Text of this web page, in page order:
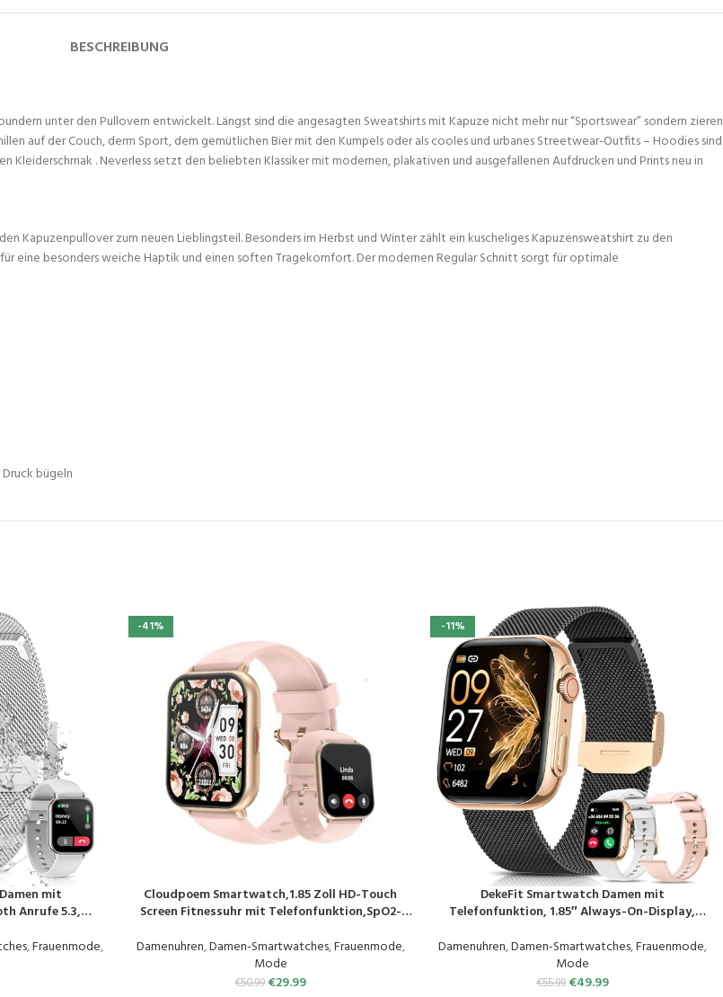
BESCHREIBUNG
unter den Pullovern entwickelt. Längst sind die angesagten Sweatshirts mit Kapuze nicht mehr nur “Sportswear” sondern zieren
auf der Couch, derm Sport, dem gemütlichen Bier mit den Kumpels oder als cooles und urbanes Streetwear-Outfits – Hoodies sind
. Neverless setzt den beliebten Klassiker mit modernen, plakativen und ausgefallenen Aufdrucken und Prints neu in
Kapuzenpullover zum neuen Lieblingsteil. Besonders im Herbst und Winter zählt ein kuscheliges Kapuzensweatshirt zu den
eine besonders weiche Haptik und einen soften Tragekomfort. Der modernen Regular Schnitt sorgt für optimale
bügeln
mit
Anrufe 5.3,
Wasserdicht
Android Silber
,Frauenmode,
-41%
PRODUKT KAUFEN
Cloudpoem Smartwatch,1.85 Zoll HD-Touch
Screen Fitnessuhr mit Telefonfunktion,SpO2-
Schrittzähler Uhr 100+ Trainingsmodi Sportuhr
für Damen Herren Android iOS Handy
Damenuhren,Damen-Smartwatches,Frauenmode,
Mode
€50.99 €29.99
-11%
PRODUKT KAUFEN
DekeFit Smartwatch Damen mit
Telefonfunktion, 1.85″ Always-On-Display,
Schlafmonitor/Herzfrequenz/SpO2, 120+
Sportuhr IP68 Wasserdicht für iOS Android
Schwarzes Gold
Damenuhren,Damen-Smartwatches,Frauenmode,
Mode
€55.99 €49.99